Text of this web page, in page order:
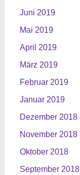
Juni 2019
Mai 2019
April 2019
März 2019
Februar 2019
Januar 2019
Dezember 2018
November 2018
Oktober 2018
September 2018